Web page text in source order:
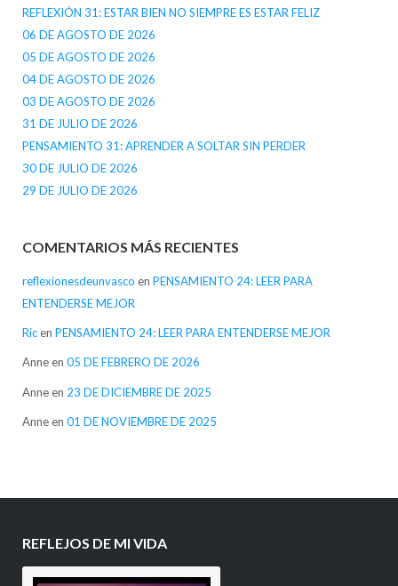
REFLEXIÓN 31: ESTAR BIEN NO SIEMPRE ES ESTAR FELIZ
06 DE AGOSTO DE 2026
05 DE AGOSTO DE 2026
04 DE AGOSTO DE 2026
03 DE AGOSTO DE 2026
31 DE JULIO DE 2026
PENSAMIENTO 31: APRENDER A SOLTAR SIN PERDER
30 DE JULIO DE 2026
29 DE JULIO DE 2026
COMENTARIOS MÁS RECIENTES
reflexionesdeunvasco en PENSAMIENTO 24: LEER PARA
ENTENDERSE MEJOR
Ricen PENSAMIENTO 24: LEER PARA ENTENDERSE MEJOR
Anneen 05 DE FEBRERO DE 2026
Anneen 23 DE DICIEMBRE DE 2025
Anneen 01 DE NOVIEMBRE DE 2025
REFLEJOS DE MI VIDA